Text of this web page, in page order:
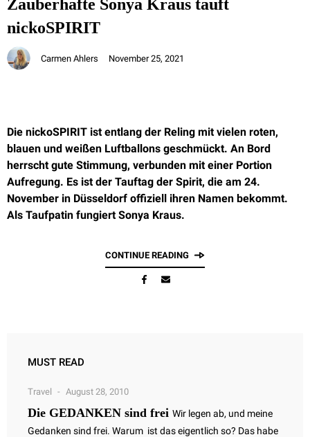
Zauberhafte Sonya Kraus tauft
nickoSPIRIT
Carmen Ahlers November 25, 2021
Die nickoSPIRIT ist entlang der Reling mit vielen roten,
blauen und weißen Luftballons geschmückt. An Bord
herrscht gute Stimmung, verbunden mit einer Portion
Aufregung. Es ist der Tauftag der Spirit, die am 24.
November in Düsseldorf offiziell ihren Namen bekommt.
Als Taufpatin fungiert Sonya Kraus.
CONTINUE READING
MUST READ
Travel August 28, 2010
Die GEDANKEN sind frei Wir legen ab, und meine
Gedanken sind frei. Warum ist das eigentlich so? Das habe